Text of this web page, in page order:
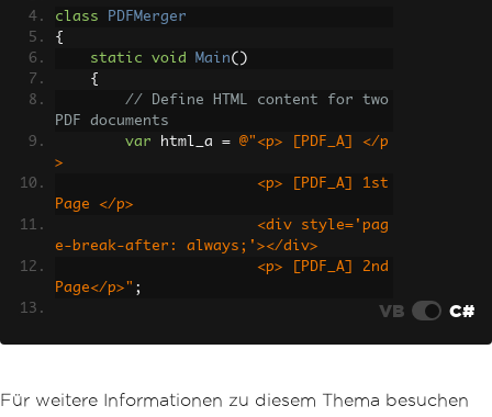
class
PDFMerger
{
static
void Main()
{
// Define HTML content for two
PDF documents
var html_a =
@"<p> [PDF_A] </p
>
Page </p>
e-break-after: always;'></div>
Page</p>" ;
Page </p>
VB C#
Für weitere Informationen zu diesem Thema besuchen